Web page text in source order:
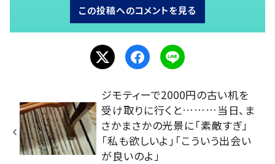
この投稿へのコメントを見る
ジモティーで2000円の古い机を
受け取りに行くと………当日、ま
さかまさかの光景に「素敵すぎ」
「私も欲しいよ」「こういう出会い
が良いのよ」